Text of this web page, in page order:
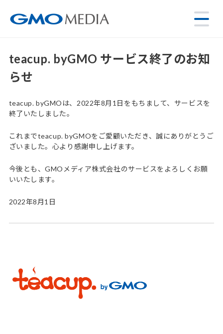
teacup. byGMO サービス終了のお知
らせ
teacup. byGMOは、2022年8月1日をもちまして、サービスを
終了いたしました。
これまでteacup. byGMOをご愛顧いただき、誠にありがとうご
ざいました。心より感謝申し上げます。
今後とも、GMOメディア株式会社のサービスをよろしくお願
いいたします。
2022年8月1日